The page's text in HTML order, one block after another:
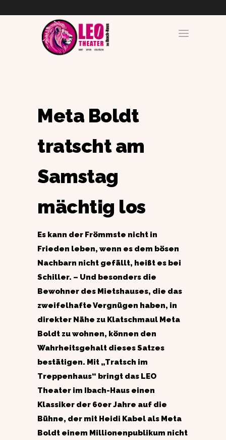
Meta Boldt
tratscht am
Samstag
mächtig los
Es kann der Frömmste nicht in
Frieden leben, wenn es dem bösen
Nachbarn nicht gefällt, heißt es bei
Schiller. – Und besonders die
Bewohner des Mietshauses, die das
zweifelhafte Vergnügen haben, in
direkter Nähe zu Klatschmaul Meta
Boldt zu wohnen, können den
Wahrheitsgehalt dieses Satzes
bestätigen. Mit „Tratsch im
Treppenhaus“ bringt das LEO
Theater im Ibach-Haus einen
Klassiker der 60er Jahre auf die
Bühne, der mit Heidi Kabel als Meta
Boldt einem Millionenpublikum nicht